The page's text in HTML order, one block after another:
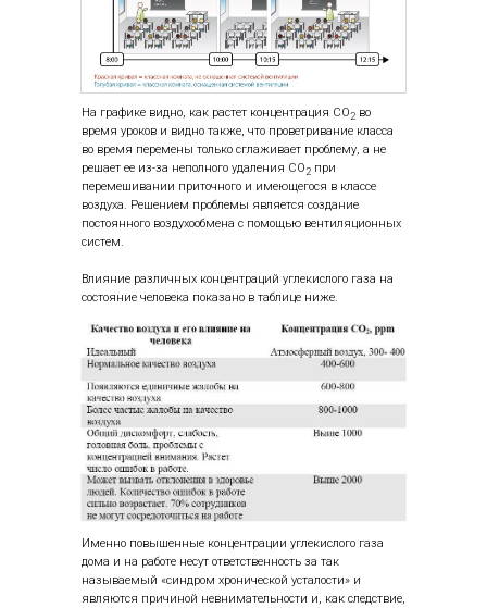
На графике видно, как растет концентрация СО2 во
время уроков и видно также, что проветривание класса
во время перемены только сглаживает проблему, а не
решает ее из-за неполного удаления СО2 при
перемешивании приточного и имеющегося в классе
воздуха. Решением проблемы является создание
постоянного воздухообмена с помощью вентиляционных
систем.
Влияние различных концентраций углекислого газа на
состояние человека показано в таблице ниже.
Именно повышенные концентрации углекислого газа
дома и на работе несут ответственность за так
называемый «синдром хронической усталости» и
являются причиной невнимательности и, как следствие,